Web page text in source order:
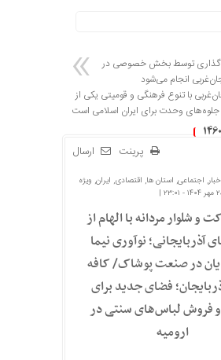
توسط بخش خصوصی در
انجام می‌شود
با تنوع فرهنگی و قومیتی یکی از
جلوه‌های وحدت برای ایران اسلامی است
ارسال پرینت
, اجتماعی, استان ها, اقتصادی, ایران, ویژه
و شلوار مردانه با الهام از
آذربایجانی؛ نوآوری نیما
در صنعت پوشاک/ کافه
فضای جدید برای
فروش لباس‌های سنتی در
ارومیه